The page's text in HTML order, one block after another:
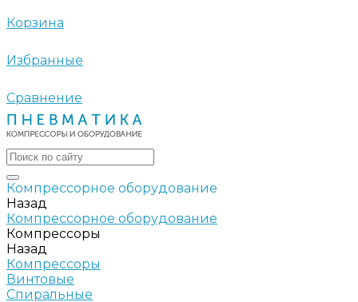
Корзина
Избранные
Сравнение
Компрессорное оборудование
Назад
Компрессорное оборудование
Компрессоры
Назад
Компрессоры
Винтовые
Спиральные